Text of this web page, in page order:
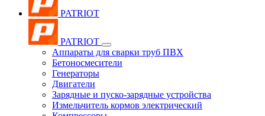
PATRIOT
PATRIOT
Аппараты для сварки труб ПВХ
Бетоносмесители
Генераторы
Двигатели
Зарядные и пуско-зарядные устройства
Измельчитель кормов электрический